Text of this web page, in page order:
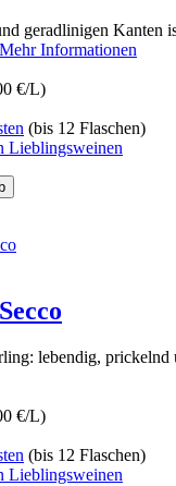
geradlinigen Kanten
Mehr Informationen
€/L)
(bis 12 Flaschen)
Lieblingsweinen
lebendig, prickelnd
€/L)
(bis 12 Flaschen)
Lieblingsweinen